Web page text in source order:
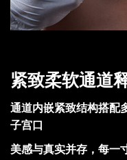
紧致柔软通道
通道内嵌紧致结构搭配
子宫口
美感与真实并存，每一